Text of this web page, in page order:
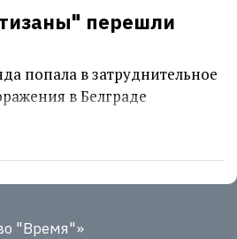
перешли
попала в затруднительное
в Белграде
"Время"»